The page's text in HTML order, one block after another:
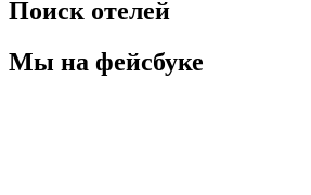
Поиск отелей
Мы на фейсбуке